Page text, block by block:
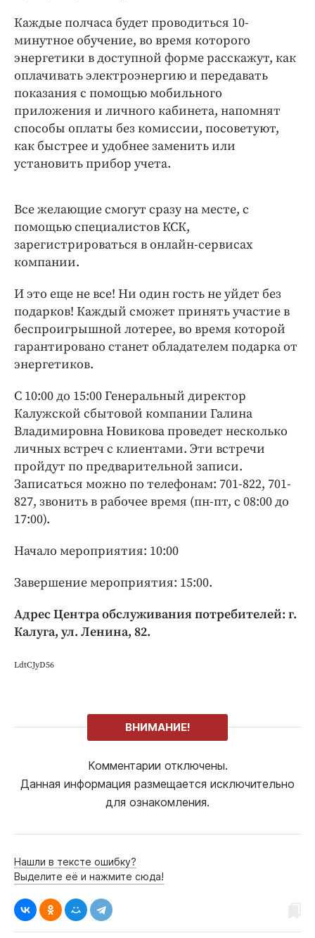
Клиника года
Бренд года
Работодатель года
Каждые полчаса будет проводиться 10-
минутное обучение, во время которого
энергетики в доступной форме расскажут, как
оплачивать электроэнергию и передавать
показания с помощью мобильного
приложения и личного кабинета, напомнят
способы оплаты без комиссии, посоветуют,
как быстрее и удобнее заменить или
установить прибор учета.
Все желающие смогут сразу на месте, с
помощью специалистов КСК,
зарегистрироваться в онлайн-сервисах
компании.
И это еще не все! Ни один гость не уйдет без
подарков! Каждый сможет принять участие в
беспроигрышной лотерее, во время которой
гарантировано станет обладателем подарка от
энергетиков.
С 10:00 до 15:00 Генеральный директор
Калужской сбытовой компании Галина
Владимировна Новикова проведет несколько
личных встреч с клиентами. Эти встречи
пройдут по предварительной записи.
Записаться можно по телефонам: 701-822, 701-
827, звонить в рабочее время (пн-пт, с 08:00 до
17:00).
Начало мероприятия: 10:00
Завершение мероприятия: 15:00.
Адрес Центра обслуживания потребителей: г.
Калуга, ул. Ленина, 82.
LdtCJyD56
ВНИМАНИЕ!
Комментарии отключены.
Данная информация размещается исключительно
для ознакомления.
Нашли в тексте ошибку?
Выделите её и нажмите сюда!